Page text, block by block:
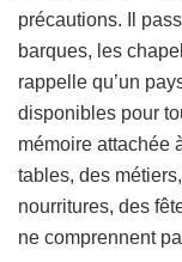
précautions. Il
barques, les
rappelle qu’un
disponibles pour
mémoire attachée
tables, des
nourritures, des
ne comprennent